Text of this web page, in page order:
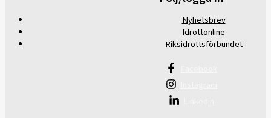
Nyhetsbrev
Idrottonline
Riksidrottsförbundet